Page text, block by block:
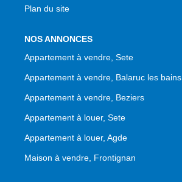
Plan du site
NOS ANNONCES
Appartement à vendre, Sete
Appartement à vendre, Balaruc les bains
Appartement à vendre, Beziers
Appartement à louer, Sete
Appartement à louer, Agde
Maison à vendre, Frontignan